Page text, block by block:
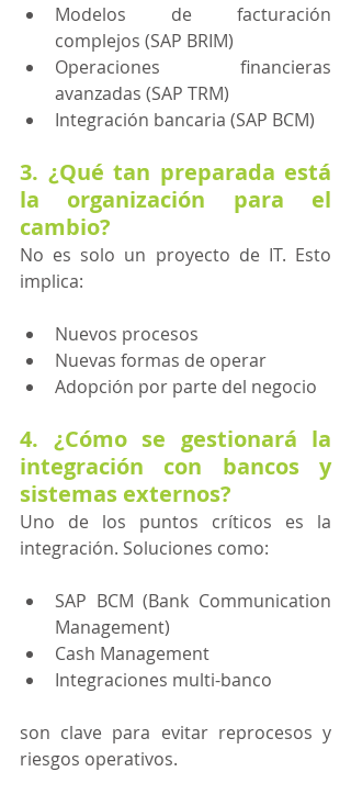
Modelos de facturación
complejos (SAP BRIM)
Operaciones financieras
avanzadas (SAP TRM)
Integración bancaria (SAP BCM)
3. ¿Qué tan preparada está
la organización para el
cambio?
No es solo un proyecto de IT. Esto
implica:
Nuevos procesos
Nuevas formas de operar
Adopción por parte del negocio
4. ¿Cómo se gestionará la
integración con bancos y
sistemas externos?
Uno de los puntos críticos es la
integración. Soluciones como:
SAP BCM (Bank Communication
Management)
Cash Management
Integraciones multi-banco
son clave para evitar reprocesos y
riesgos operativos.